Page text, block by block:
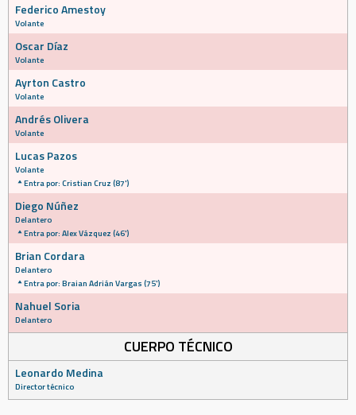
Federico Amestoy
Volante
Oscar Díaz
Volante
Ayrton Castro
Volante
Andrés Olivera
Volante
Lucas Pazos
Volante
Entra por: Cristian Cruz (87')
Diego Núñez
Delantero
Entra por: Alex Vázquez (46')
Brian Cordara
Delantero
Entra por: Braian Adrián Vargas (75')
Nahuel Soria
Delantero
CUERPO TÉCNICO
Leonardo Medina
Director técnico